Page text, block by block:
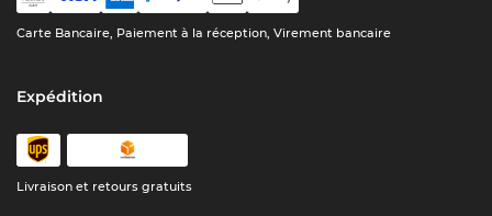
Carte Bancaire, Paiement à la réception, Virement bancaire
Expédition
Livraison et retours gratuits